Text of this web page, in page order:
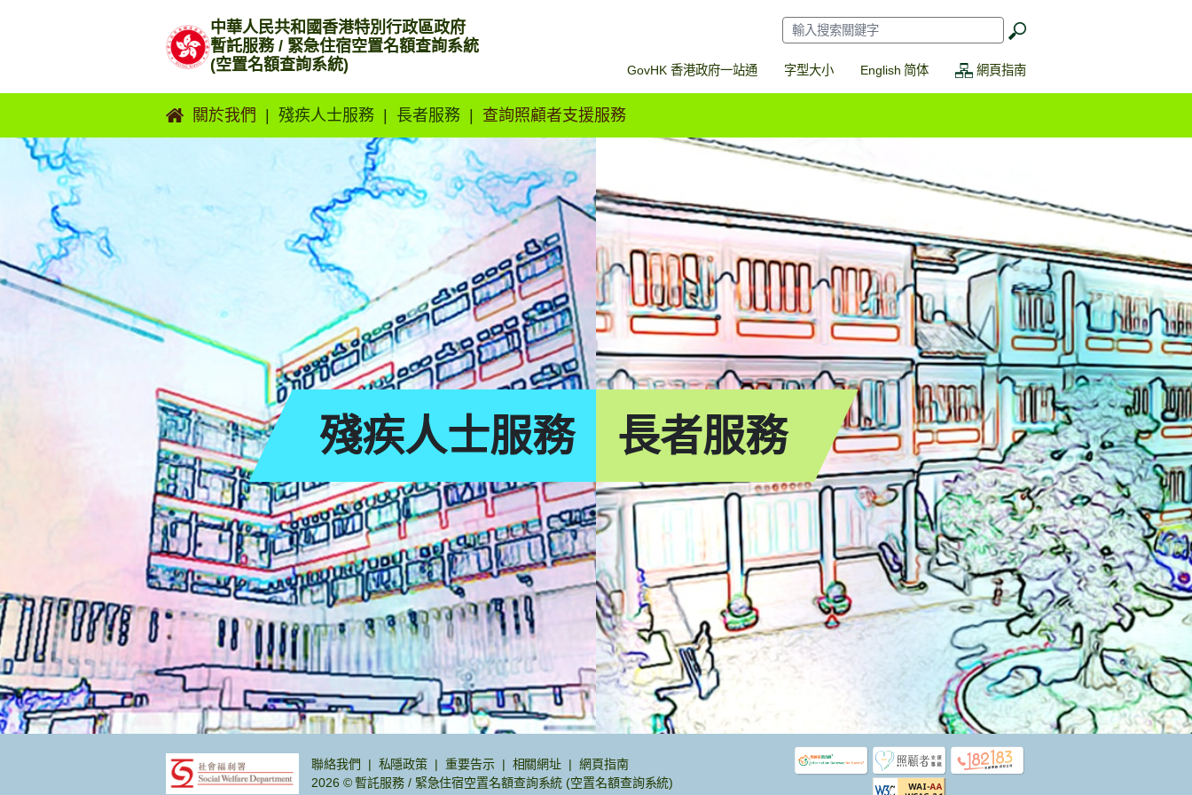
中華人民共和國香港特別行政區政府
暫託服務 / 緊急住宿空置名額查詢系統
(空置名額查詢系統)
搜
索
GovHK 香港政府一站通 字型大小 English 简体 網頁指南
關於我們
聯絡我們
殘疾人士服務
殘疾人士住宿暫
殘疾人士日間暫
顧服務
殘疾人士緊急住
宿服務
長者服務
長者住宿暫託服
務
長者日間暫託服
長者緊急住宿服
查詢照顧者支援服務
暫託服務 / 緊急住宿空置名額查詢系統 (空置名額查詢系統)
殘疾人士服務 長者服務
頁
聯絡我們 私隱政策 重要告示 相關網址
網頁指南
2026 © 暫託服務 / 緊急住宿空置名額查詢系統 (空置名額查詢系統)